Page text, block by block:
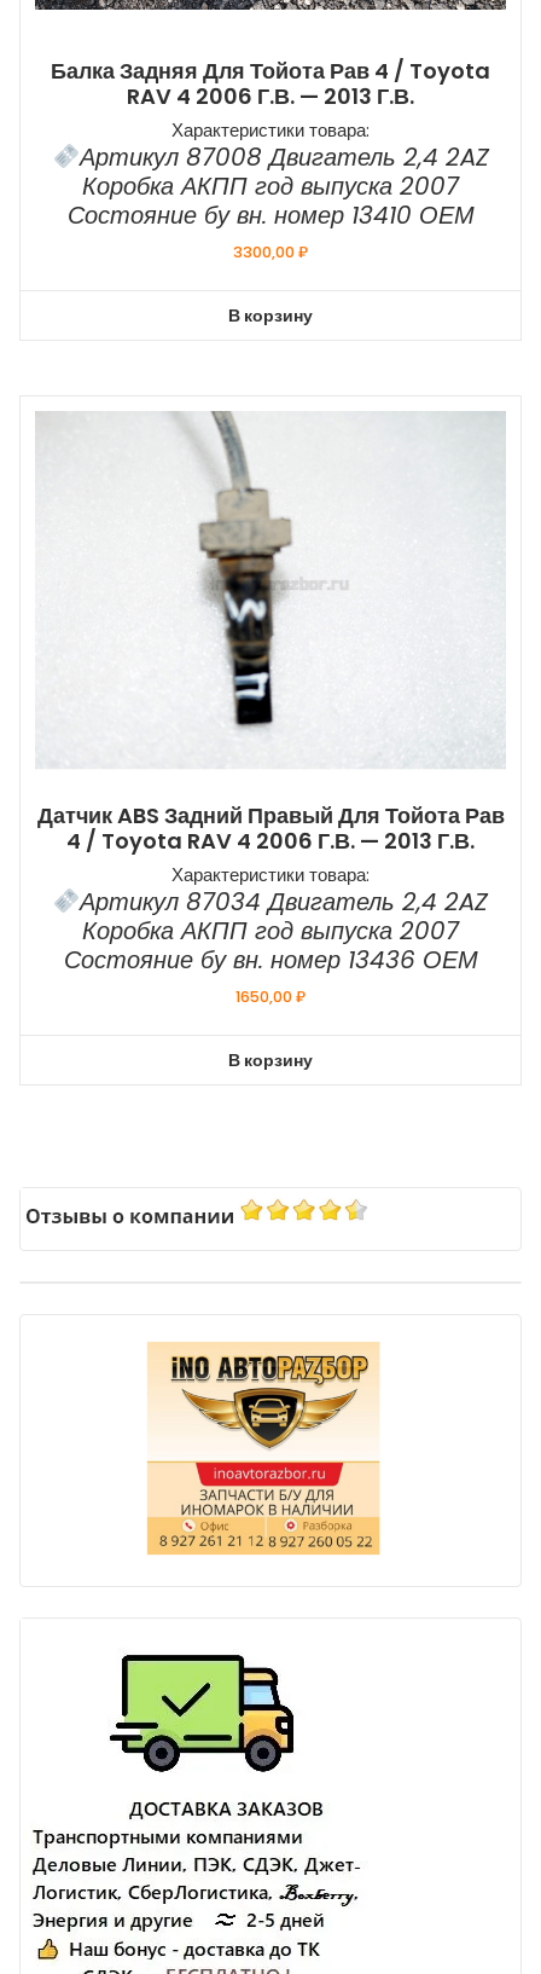
Балка Задняя Для Тойота Рав 4 / Toyota
RAV 4 2006 Г.в. — 2013 Г.в.
Характеристики товара:
Артикул 87008 Двигатель 2,4 2AZ
Коробка АКПП год выпуска 2007
Состояние бу вн. номер 13410 ОЕМ
3300,00₽
В корзину
Датчик ABS Задний Правый Для Тойота Рав
4 / Toyota RAV 4 2006 Г.в. — 2013 Г.в.
Характеристики товара:
Артикул 87034 Двигатель 2,4 2AZ
Коробка АКПП год выпуска 2007
Состояние бу вн. номер 13436 ОЕМ
1650,00₽
В корзину